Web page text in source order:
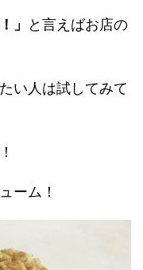
」
と言えばお店の
い人は試してみて
ーム！